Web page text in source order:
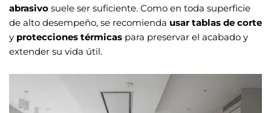
abrasivo suele ser suficiente. Como en toda superficie
de alto desempeño, se recomienda usar tablas de corte
y protecciones térmicas para preservar el acabado y
extender su vida útil.